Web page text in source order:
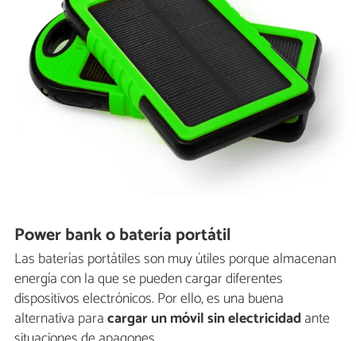
Power bank o batería portátil
Las baterías portátiles son muy útiles porque almacenan
energía con la que se pueden cargar diferentes
dispositivos electrónicos. Por ello, es una buena
alternativa paracargar un móvil sin electricidadante